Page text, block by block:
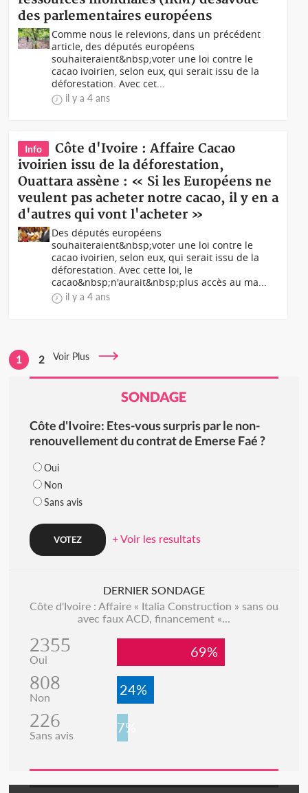
des parlementaires européens
Comme nous le relevions, dans un précédent
article, des députés européens
souhaiteraient&nbsp;voter une loi contre le
cacao ivoirien, selon eux, qui serait issu de la
déforestation. Avec cet...
il y a 4 ans
Info
Côte d'Ivoire : Affaire Cacao
ivoirien issu de la déforestation,
Ouattara assène : « Si les Européens ne
veulent pas acheter notre cacao, il y en a
d'autres qui vont l'acheter »
Des députés européens
souhaiteraient&nbsp;voter une loi contre le
cacao ivoirien, selon eux, qui serait issu de la
déforestation. Avec cette loi, le
cacao&nbsp;n'aurait&nbsp;plus accès au ma...
il y a 4 ans
1 2 Voir Plus
SONDAGE
Côte d'Ivoire: Etes-vous surpris par le non-
renouvellement du contrat de Emerse Faé ?
Oui
Non
Sans avis
+ Voir les resultats
DERNIER SONDAGE
Côte d'Ivoire : Affaire « Italia Construction » sans ou
avec faux ACD, financement «...
2355
Oui 69%
808
Non 24%
226
Sans avis 7%